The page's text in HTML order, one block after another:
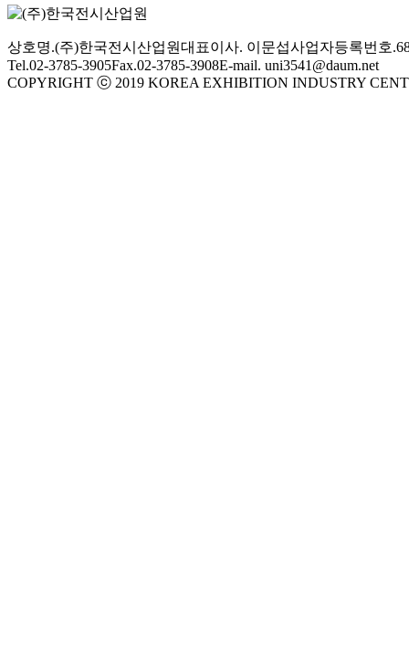
상호명.(주)한국전시산업원대표이사. 이문섭사업자등록번호
Tel.02-3785-3905Fax.02-3785-3908E-mail. uni3541@daum.net
COPYRIGHT ⓒ 2019 KOREA EXHIBITION INDUSTRY